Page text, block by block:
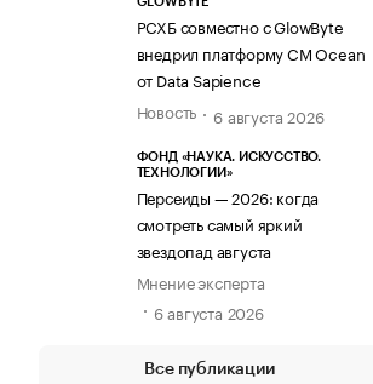
РСХБ совместно с GlowByte
внедрил платформу CM Ocean
от Data Sapience
Новость
6 августа 2026
ФОНД «НАУКА. ИСКУССТВО.
ТЕХНОЛОГИИ»
Персеиды — 2026: когда
смотреть самый яркий
звездопад августа
Мнение эксперта
6 августа 2026
Все публикации